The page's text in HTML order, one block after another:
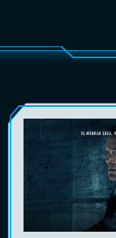
ФИЛЬМЫ
КОНФЕРЕНЦИИ